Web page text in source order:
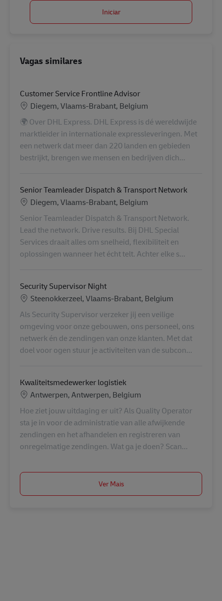
Iniciar
Vagas similares
Customer Service Frontline Advisor
Localização
Diegem, Vlaams-Brabant, Belgium
🌍 Over DHL Express. DHL Express is dé wereldwijde
marktleider in internationale expressleveringen. Met
een netwerk dat meer dan 220 landen en gebieden
bestrijkt, brengen we mensen en bedrijven dich...
Senior Teamleader Dispatch & Transport Network
Localização
Diegem, Vlaams-Brabant, Belgium
Senior Teamleader Dispatch & Transport Network.
Lead the network. Drive results. Bij DHL Special
Services draait alles om snelheid, flexibiliteit en
oplossingen wanneer het écht telt. Achter elke s...
Security Supervisor Night
Localização
Steenokkerzeel, Vlaams-Brabant, Belgium
Als Security Supervisor verzeker jij een veilige
omgeving voor onze gebouwen, ons personeel, ons
netwerk én de zendingen van onze klanten. Met dat
doel voor ogen stuur je activiteiten van de subcon...
Kwaliteitsmedewerker logistiek
Localização
Antwerpen, Antwerpen, Belgium
Hoe ziet jouw uitdaging er uit? Als Quality Operator
sta je in voor de administratie van alle afwijkende
zendingen en het afhandelen en registreren van
onregelmatige zendingen. Wat ga je doen? Scan...
Ver Mais